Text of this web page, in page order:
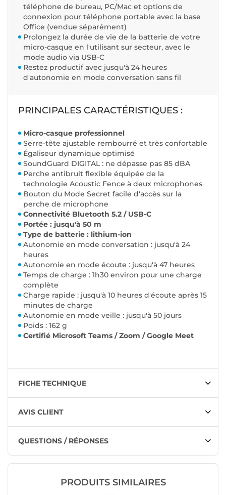
téléphone de bureau, PC/Mac et options de
connexion pour téléphone portable avec la base
Office (vendue séparément)
Prolongez la durée de vie de la batterie de votre
micro-casque en l'utilisant sur secteur, avec le
mode audio via USB-C
Restez productif avec jusqu'à 24 heures
d'autonomie en mode conversation sans fil
PRINCIPALES CARACTÉRISTIQUES :
Micro-casque professionnel
Serre-tête ajustable rembourré et très confortable
Égaliseur dynamique optimisé
SoundGuard DIGITAL : ne dépasse pas 85 dBA
Perche antibruit flexible équipée de la
technologie Acoustic Fence à deux microphones
Bouton du Mode Secret facile d'accès sur la
perche de microphone
Connectivité Bluetooth 5.2 / USB-C
Portée : jusqu'à 50 m
Type de batterie : lithium-ion
Autonomie en mode conversation : jusqu'à 24
heures
Autonomie en mode écoute : jusqu'à 47 heures
Temps de charge : 1h30 environ pour une charge
complète
Charge rapide : jusqu'à 10 heures d'écoute après 15
minutes de charge
Autonomie en mode veille : jusqu'à 50 jours
Poids : 162 g
Certifié Microsoft Teams / Zoom / Google Meet
FICHE TECHNIQUE
AVIS CLIENT
QUESTIONS / RÉPONSES
PRODUITS SIMILAIRES